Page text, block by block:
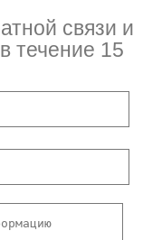
связи и
течение 15